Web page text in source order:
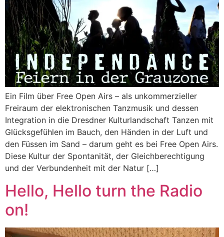
Ein Film über Free Open Airs – als unkommerzieller
Freiraum der elektronischen Tanzmusik und dessen
Integration in die Dresdner Kulturlandschaft Tanzen mit
Glücksgefühlen im Bauch, den Händen in der Luft und
den Füssen im Sand – darum geht es bei Free Open Airs.
Diese Kultur der Spontanität, der Gleichberechtigung
und der Verbundenheit mit der Natur […]
Hello, Hello turn the Radio
on!